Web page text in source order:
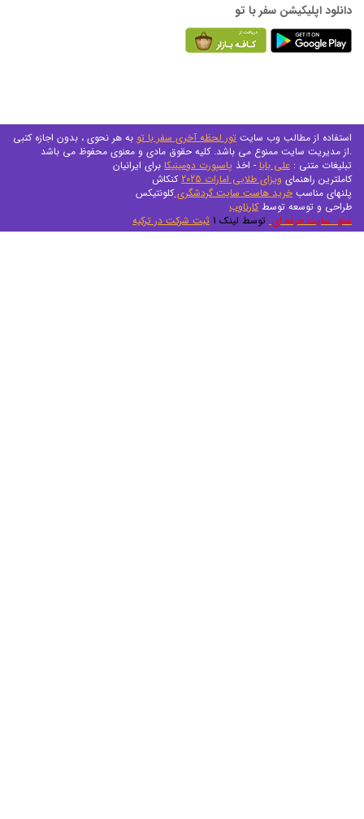
دانلود اپلیکیشن سفر با تو
استفاده از مطالب وب سایت تور لحظه آخری سفر با تو به هر نحوی ، بدون اجازه کتبی
از مدیریت سایت ممنوع می باشد. کلیه حقوق مادی و معنوی محفوظ می باشد.
تبلیغات متنی : علی بابا - اخذ پاسپورت دومینیکا برای ایرانیان
کاملترین راهنمای ویزای طلایی امارات 2025
کنکاش
پلنهای مناسب خرید هاست سایت گردشگریکلونتیکس
طراحی و توسعه توسطکارناوب
سئو سایت حرفه ای توسط لینک 1 ثبت شرکت در ترکیه